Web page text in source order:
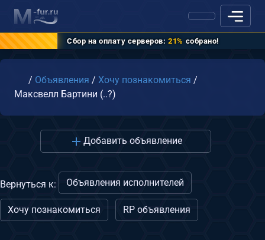
Сбор на оплату серверов: 21% собрано!
Главная
/ Объявления / Хочу познакомиться /
Максвелл Бартини (..?)
Добавить объявление
Вернуться к: Объявления исполнителей
Хочу познакомиться RP объявления